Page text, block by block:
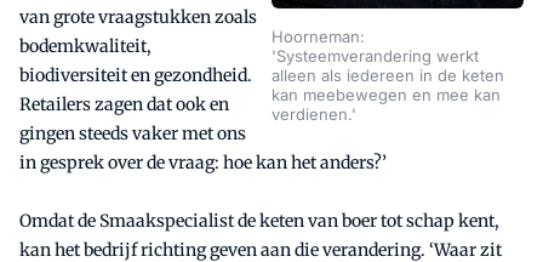
Hoorneman:
'Systeemverandering werkt
alleen als iedereen in de keten
kan meebewegen en mee kan
verdienen.'
van grote vraagstukken zoals
bodemkwaliteit,
biodiversiteit en gezondheid.
Retailers zagen dat ook en
gingen steeds vaker met ons
in gesprek over de vraag: hoe kan het anders?’
Omdat de Smaakspecialist de keten van boer tot schap kent,
kan het bedrijf richting geven aan die verandering. ‘Waar zit